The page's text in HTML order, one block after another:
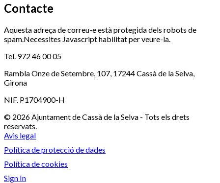
Contacte
Aquesta adreça de correu-e està protegida dels robots de
spam.Necessites Javascript habilitat per veure-la.
Tel. 972 46 00 05
Rambla Onze de Setembre, 107, 17244 Cassà de la Selva,
Girona
NIF. P1704900-H
© 2026 Ajuntament de Cassà de la Selva - Tots els drets
reservats.
Avis legal
Política de protecció de dades
Política de cookies
Sign In